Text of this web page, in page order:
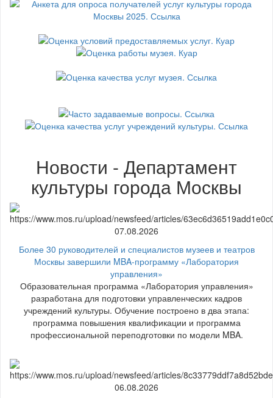
Новости - Департамент
культуры города Москвы
07.08.2026
Более 30 руководителей и специалистов музеев и театров
Москвы завершили MBA-программу «Лаборатория
управления»
Образовательная программа «Лаборатория управления»
разработана для подготовки управленческих кадров
учреждений культуры. Обучение построено в два этапа:
программа повышения квалификации и программа
профессиональной переподготовки по модели MBA.
06.08.2026